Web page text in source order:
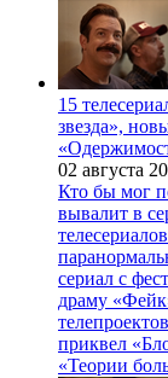
15
звезда»,
02 августа
Кто бы мог
вывалит в
сериал с
драму
приквел
«Теории